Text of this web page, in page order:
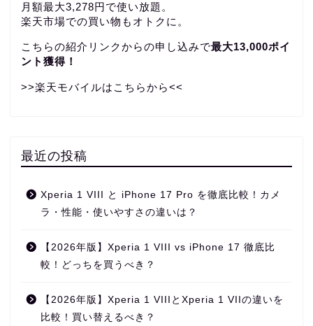
月額最大3,278円で使い放題。
楽天市場での買い物もオトクに。
こちらの紹介リンクからの申し込みで最大13,000ポイ
ント獲得！
>>楽天モバイルはこちらから<<
最近の投稿
Xperia 1 VIII と iPhone 17 Pro を徹底比較！カメ
ラ・性能・使いやすさの違いは？
【2026年版】Xperia 1 VIII vs iPhone 17 徹底比
較！どっちを買うべき？
【2026年版】Xperia 1 VIIIとXperia 1 VIIの違いを
比較！買い替えるべき？